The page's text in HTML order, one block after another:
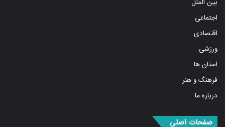
اجتماعی
اقتصادی
ورزشی
استان ها
فرهنگ و هنر
درباره ما